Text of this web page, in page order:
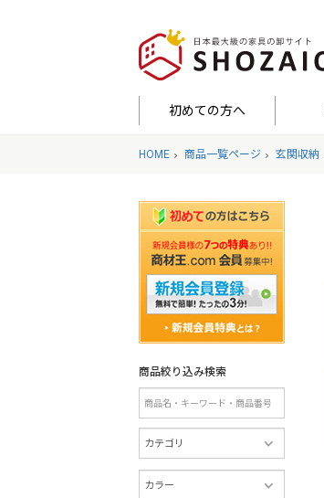
初めての方へ
HOME 商品一覧ページ 玄関収納
商品絞り込み検索